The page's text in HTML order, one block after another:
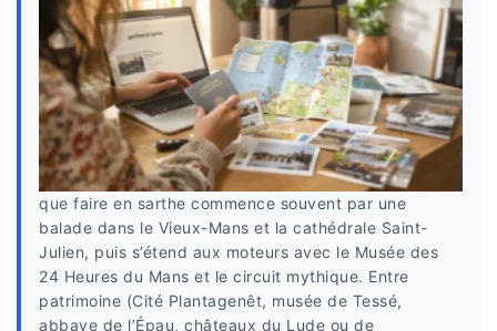
que faire en sarthe commence souvent par une
balade dans le Vieux-Mans et la cathédrale Saint-
Julien, puis s’étend aux moteurs avec le Musée des
24 Heures du Mans et le circuit mythique. Entre
patrimoine (Cité Plantagenêt, musée de Tessé,
abbaye de l’Épau, châteaux du Lude ou de